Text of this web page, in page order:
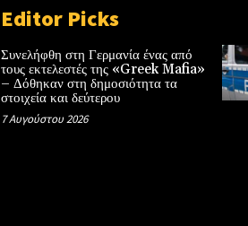
Editor Picks
Συνελήφθη στη Γερμανία ένας από
τους εκτελεστές της «Greek Mafia»
– Δόθηκαν στη δημοσιότητα τα
στοιχεία και δεύτερου
7 Αυγούστου 2026